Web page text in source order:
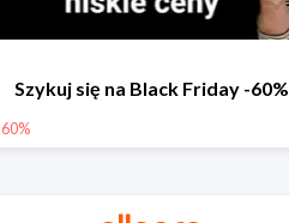
Szykuj się na Black Friday -60%
60%